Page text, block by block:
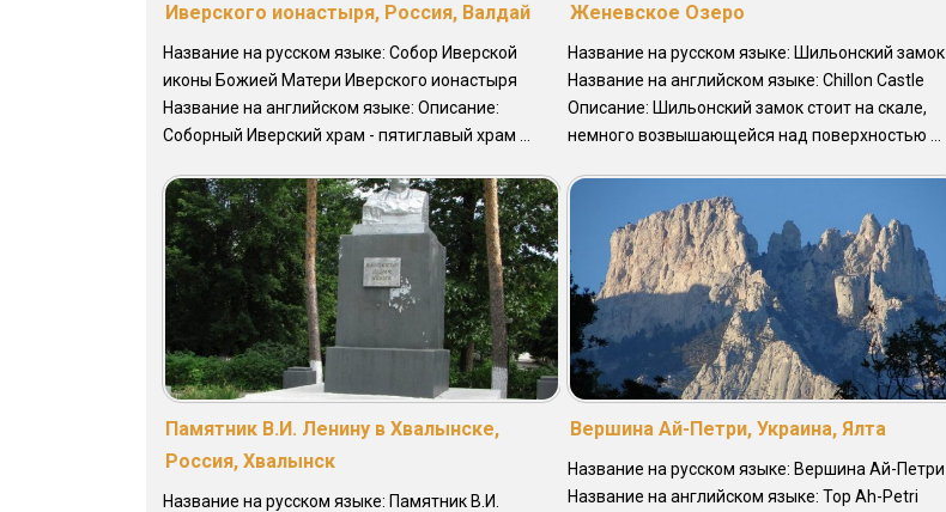
Иверского ионастыря, Россия, Валдай
Название на русском языке: Собор Иверской
иконы Божией Матери Иверского ионастыря
Название на английском языке: Описание:
Соборный Иверский храм - пятиглавый храм ...
Женевское Озеро
Название на русском языке: Шильонский замок
Название на английском языке: Chillon Castle
Описание: Шильонский замок стоит на скале,
немного возвышающейся над поверхностью ...
Памятник В.И. Ленину в Хвалынске,
Россия, Хвалынск
Название на русском языке: Памятник В.И.
Вершина Ай-Петри, Украина, Ялта
Название на русском языке: Вершина Ай-Петри
Название на английском языке: Top Ah-Petri